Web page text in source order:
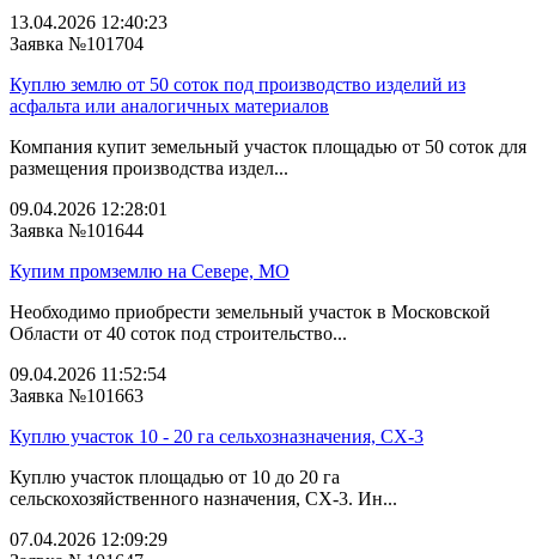
13.04.2026 12:40:23
Заявка №101704
Куплю землю от 50 соток под производство изделий из
асфальта или аналогичных материалов
Компания купит земельный участок площадью от 50 соток для
размещения производства издел...
09.04.2026 12:28:01
Заявка №101644
Купим промземлю на Севере, МО
Необходимо приобрести земельный участок в Московской
Области от 40 соток под строительство...
09.04.2026 11:52:54
Заявка №101663
Куплю участок 10 - 20 га сельхозназначения, СХ-3
Куплю участок площадью от 10 до 20 га
сельскохозяйственного назначения, СХ-3. Ин...
07.04.2026 12:09:29